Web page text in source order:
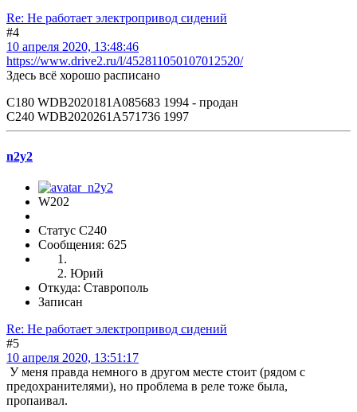
Re: Не работает электропривод сидений
#4
10 апреля 2020, 13:48:46
https://www.drive2.ru/l/452811050107012520/
Здесь всё хорошо расписано
С180 WDB2020181A085683 1994 - продан
С240 WDB2020261A571736 1997
n2y2
W202
Статус C240
Сообщения: 625
Юрий
Откуда: Ставрополь
Записан
Re: Не работает электропривод сидений
#5
10 апреля 2020, 13:51:17
У меня правда немного в другом месте стоит (рядом с
предохранителями), но проблема в реле тоже была,
пропаивал.